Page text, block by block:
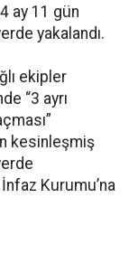
ay 11 gün
yakalandı.
ekipler
“3 ayrı
kesinleşmiş
Kurumu’na